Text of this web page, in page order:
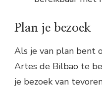
Plan je bezoek
Als je van plan bent
Artes de Bilbao te
je bezoek van